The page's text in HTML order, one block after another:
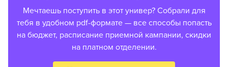
Мечтаешь поступить в этот универ? Собрали для
тебя в удобном pdf-формате — все способы попасть
на бюджет, расписание приемной кампании, скидки
на платном отделении.